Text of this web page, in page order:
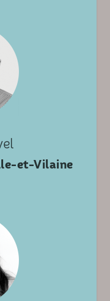
et-Vilaine